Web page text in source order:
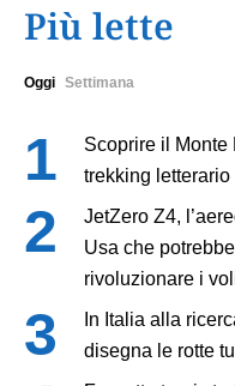
Più lette
Oggi Settimana
Scoprire il Monte
trekking letterario
JetZero Z4,
Usa che potrebbe
rivoluzionare i
In Italia alla
disegna le rotte